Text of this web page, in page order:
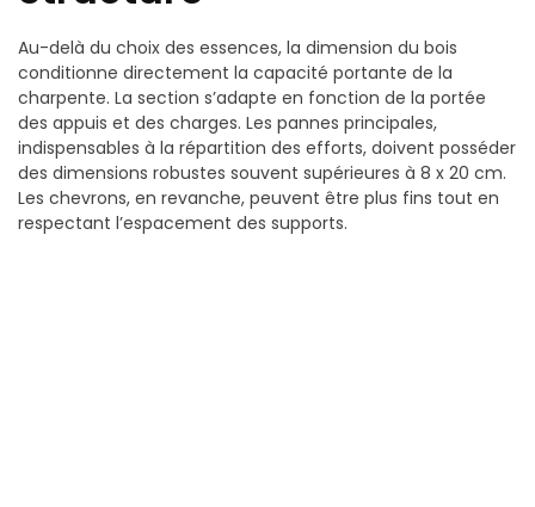
Au-delà du choix des essences, la dimension du bois
conditionne directement la capacité portante de la
charpente. La section s’adapte en fonction de la portée
des appuis et des charges. Les pannes principales,
indispensables à la répartition des efforts, doivent posséder
des dimensions robustes souvent supérieures à 8 x 20 cm.
Les chevrons, en revanche, peuvent être plus fins tout en
respectant l’espacement des supports.